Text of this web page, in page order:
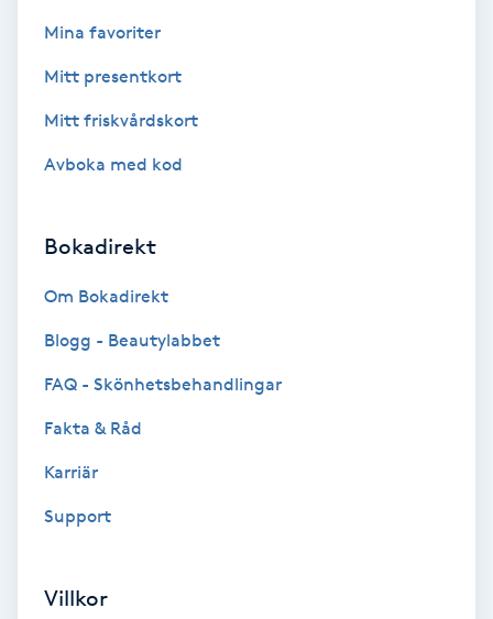
Color correction
Cryoterapi
Diamantslipning
Enzympeeling
Mina favoriter
Mitt presentkort
Mitt friskvårdskort
Avboka med kod
Bokadirekt
Om Bokadirekt
Blogg - Beautylabbet
FAQ - Skönhetsbehandlingar
Fakta & Råd
Karriär
Support
Villkor